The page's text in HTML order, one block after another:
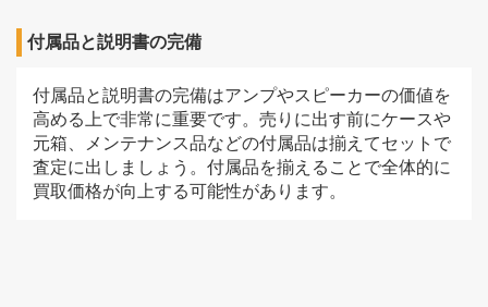
付属品と説明書の完備
付属品と説明書の完備はアンプやスピーカーの価値を
高める上で非常に重要です。売りに出す前にケースや
元箱、メンテナンス品などの付属品は揃えてセットで
査定に出しましょう。付属品を揃えることで全体的に
買取価格が向上する可能性があります。